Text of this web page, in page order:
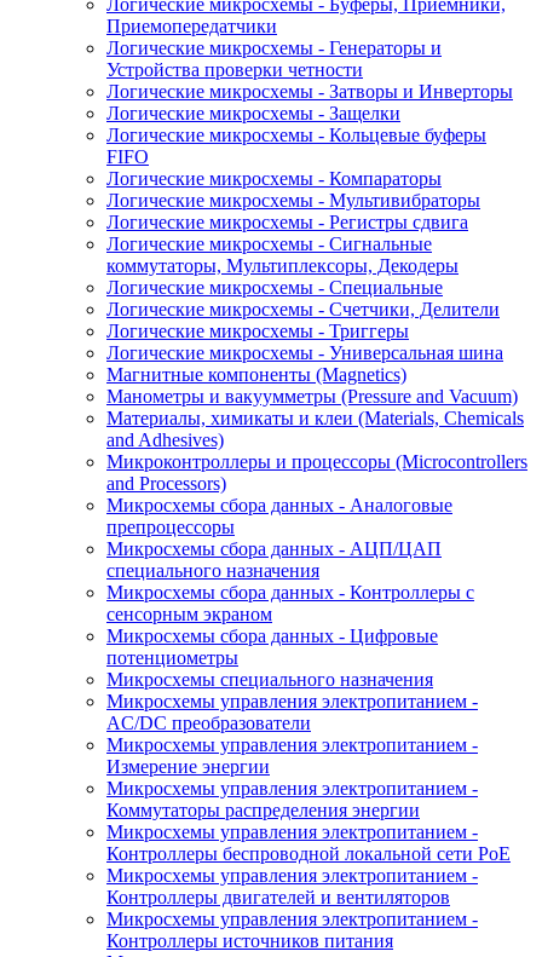
Логические микросхемы - Буферы, Приемники,
Приемопередатчики
Логические микросхемы - Генераторы и
Устройства проверки четности
Логические микросхемы - Затворы и Инверторы
Логические микросхемы - Защелки
Логические микросхемы - Кольцевые буферы
FIFO
Логические микросхемы - Компараторы
Логические микросхемы - Мультивибраторы
Логические микросхемы - Регистры сдвига
Логические микросхемы - Сигнальные
коммутаторы, Мультиплексоры, Декодеры
Логические микросхемы - Специальные
Логические микросхемы - Счетчики, Делители
Логические микросхемы - Триггеры
Логические микросхемы - Универсальная шина
Магнитные компоненты (Magnetics)
Манометры и вакуумметры (Pressure and Vacuum)
Материалы, химикаты и клеи (Materials, Chemicals
and Adhesives)
Микроконтроллеры и процессоры (Microcontrollers
and Processors)
Микросхемы сбора данных - Аналоговые
препроцессоры
Микросхемы сбора данных - АЦП/ЦАП
специального назначения
Микросхемы сбора данных - Контроллеры с
сенсорным экраном
Микросхемы сбора данных - Цифровые
потенциометры
Микросхемы специального назначения
Микросхемы управления электропитанием -
AC/DC преобразователи
Микросхемы управления электропитанием -
Измерение энергии
Микросхемы управления электропитанием -
Коммутаторы распределения энергии
Микросхемы управления электропитанием -
Контроллеры беспроводной локальной сети PoE
Микросхемы управления электропитанием -
Контроллеры двигателей и вентиляторов
Микросхемы управления электропитанием -
Контроллеры источников питания